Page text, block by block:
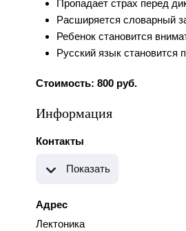
️Пропадает страх перед
Расширяется словарный
Ребенок становится
️Русский язык
Стоимость: 800 руб.
Информация
Контакты
Показать
Адрес
Лектоника